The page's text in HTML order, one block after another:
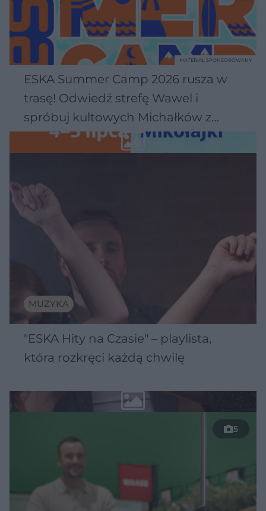
ESKA Summer Camp 2026 rusza w
trasę! Odwiedź strefę Wawel i
spróbuj kultowych Michałków z
Wawelu
MATERIAŁ SPONSOROWANY
MUZYKA
"ESKA Hity na Czasie" – playlista,
która rozkręci każdą chwilę
5